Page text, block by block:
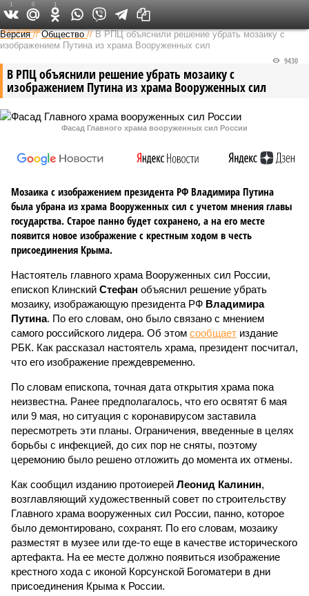
Федеральный выпуск
Версия //Общество //В РПЦ объяснили решение убрать мозаику с
изображением Путина из храма Вооруженных сил
В РПЦ объяснили решение убрать мозаику с
изображением Путина из храма Вооруженных сил
9430
Фасад Главного храма вооруженных сил России
Мозаика с изображением президента РФ Владимира Путина
была убрана из храма Вооруженных сил с учетом мнения главы
государства. Старое панно будет сохранено, а на его месте
появится новое изображение с крестным ходом в честь
присоединения Крыма.
Настоятель главного храма Вооруженных сил России,
епископ Клинский Стефан объяснил решение убрать
мозаику, изображающую президента РФ Владимира
Путина. По его словам, оно было связано с мнением
самого российского лидера. Об этом сообщает издание
РБК. Как рассказал настоятель храма, президент посчитал,
что его изображение преждевременно.
По словам епископа, точная дата открытия храма пока
неизвестна. Ранее предполагалось, что его освятят 6 мая
или 9 мая, но ситуация с коронавирусом заставила
пересмотреть эти планы. Ограничения, введенные в целях
борьбы с инфекцией, до сих пор не сняты, поэтому
церемонию было решено отложить до момента их отмены.
Как сообщил изданию протоиерей Леонид Калинин,
возглавляющий художественный совет по строительству
Главного храма вооруженных сил России, панно, которое
было демонтировано, сохранят. По его словам, мозаику
разместят в музее или где-то еще в качестве исторического
артефакта. На ее месте должно появиться изображение
крестного хода с иконой Корсунской Богоматери в дни
присоединения Крыма к России.
1 0 1